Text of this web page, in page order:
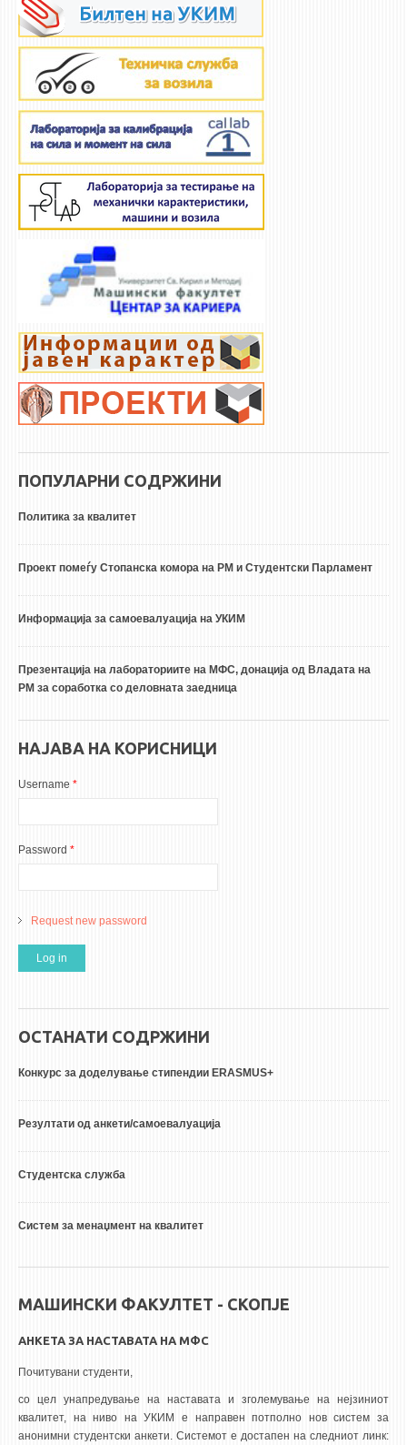
ПОПУЛАРНИ СОДРЖИНИ
Политика за квалитет
Проект помеѓу Стопанска комора на РМ и Студентски Парламент
Информација за самоевалуација на УКИМ
Презентација на лабораториите на МФС, донација од Владата на
РМ за соработка со деловната заедница
НАЈАВА НА КОРИСНИЦИ
Username *
Password *
Request new password
ОСТАНАТИ СОДРЖИНИ
Конкурс за доделување стипендии ERASMUS+
Резултати од анкети/самоевалуација
Студентска служба
Систем за менаџмент на квалитет
МАШИНСКИ ФАКУЛТЕТ - СКОПЈЕ
АНКЕТА ЗА НАСТАВАТА НА МФС
Почитувани студенти,
со цел унапредување на наставата и зголемување на нејзиниот
квалитет, на ниво на УКИМ е направен потполно нов систем за
анонимни студентски анкети. Системот е достапен на следниот линк: